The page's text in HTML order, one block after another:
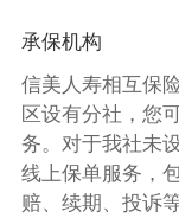
承保机构
信美人寿相互保
区设有分社，您
务。对于我社未
线上保单服务，
赔、续期、投诉